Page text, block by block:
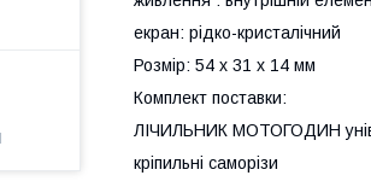
екран: рідко-кристалічний
Розмір: 54 х 31 х 14 мм
Комплект поставки:
ЛІЧИЛЬНИК МОТОГОДИН
кріпильні саморізи